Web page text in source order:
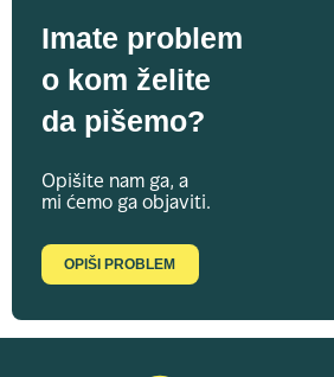
Imate problem
o kom želite
da pišemo?
Opišite nam ga, a
mi ćemo ga objaviti.
OPIŠI PROBLEM